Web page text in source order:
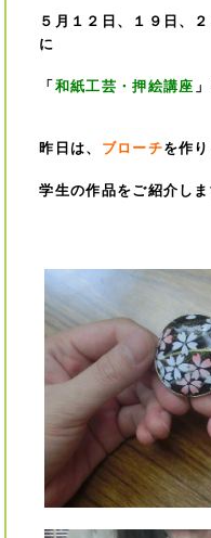
５月１２日、１９日、
に
「 和紙工芸・押絵講座
昨日は、 ブローチを作
学生の作品をご紹介し